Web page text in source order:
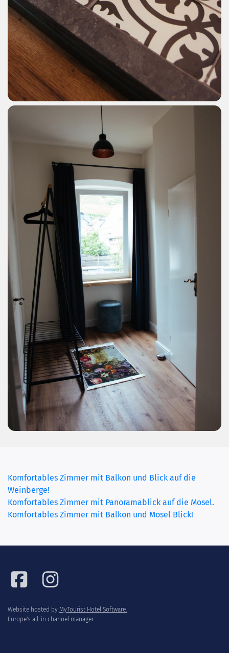
Komfortables Zimmer mit Balkon und Blick auf die
Weinberge!
Komfortables Zimmer mit Panoramablick auf die Mosel.
Komfortables Zimmer mit Balkon und Mosel Blick!
Website hosted by MyTourist Hotel Software.
Europe's all-in channel manager.